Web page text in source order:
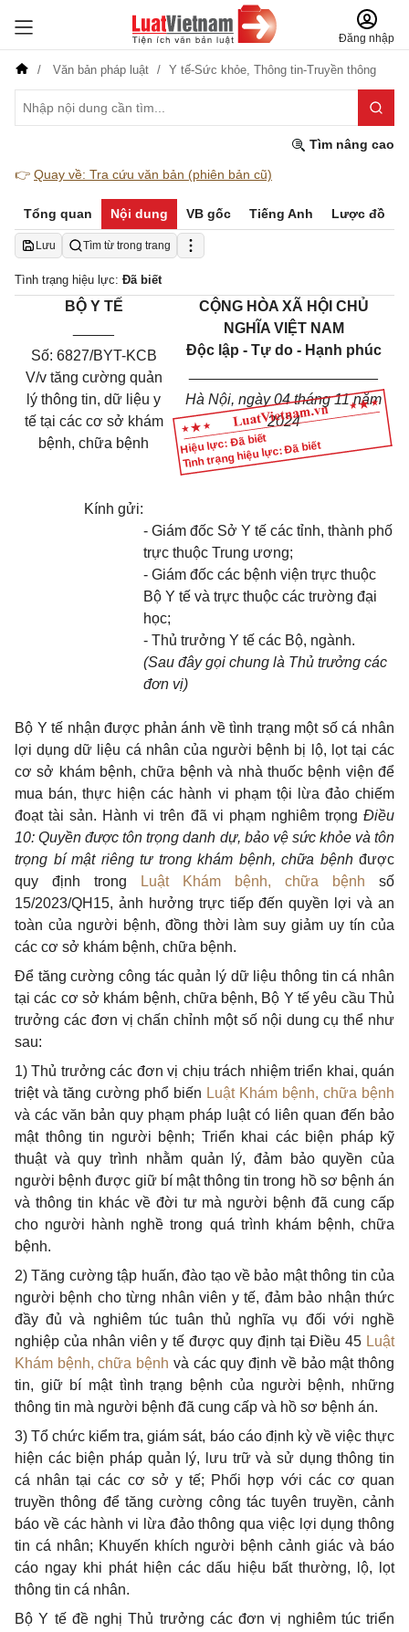
Đăng nhập
Văn bản pháp luật Y tế-Sức khỏe, Thông tin-Truyền thông
Tìm nâng cao
👉 Quay về: Tra cứu văn bản (phiên bản cũ)
Tổng quan Nội dung VB gốc Tiếng Anh Lược đồ
Lưu Tìm từ trong trang
Tình trạng hiệu lực: Đã biết
Hiệu lực: Đã biết
Tình trạng hiệu lực: Đã biết
BỘ Y TẾ
Số: 6827/BYT-KCB
V/v tăng cường quản
lý thông tin, dữ liệu y
tế tại các cơ sở khám
bệnh, chữa bệnh
CỘNG HÒA XÃ HỘI CHỦ
NGHĨA VIỆT NAM
Độc lập - Tự do - Hạnh phúc
Hà Nội, ngày 04 tháng 11 năm
2024
Kính gửi:
- Giám đốc Sở Y tế các tỉnh, thành phố
trực thuộc Trung ương;
- Giám đốc các bệnh viện trực thuộc
Bộ Y tế và trực thuộc các trường đại
học;
- Thủ trưởng Y tế các Bộ, ngành.
(Sau đây gọi chung là Thủ trưởng các
đơn vị)
Bộ Y tế nhận được phản ánh về tình trạng một số cá nhân
lợi dụng dữ liệu cá nhân của người bệnh bị lộ, lọt tại các
cơ sở khám bệnh, chữa bệnh và nhà thuốc bệnh viện để
mua bán, thực hiện các hành vi phạm tội lừa đảo chiếm
đoạt tài sản. Hành vi trên đã vi phạm nghiêm trọng Điều
10: Quyền được tôn trọng danh dự, bảo vệ sức khỏe và tôn
trọng bí mật riêng tư trong khám bệnh, chữa bệnhđược
quy định trong
Luật Khám bệnh, chữa bệnh số
15/2023/QH15, ảnh hưởng trực tiếp đến quyền lợi và an
toàn của người bệnh, đồng thời làm suy giảm uy tín của
các cơ sở khám bệnh, chữa bệnh.
Để tăng cường công tác quản lý dữ liệu thông tin cá nhân
tại các cơ sở khám bệnh, chữa bệnh, Bộ Y tế yêu cầu Thủ
trưởng các đơn vị chấn chỉnh một số nội dung cụ thể như
sau:
1) Thủ trưởng các đơn vị chịu trách nhiệm triển khai, quán
triệt và tăng cường phổ biến Luật Khám bệnh, chữa bệnh
và các văn bản quy phạm pháp luật có liên quan đến bảo
mật thông tin người bệnh; Triển khai các biện pháp kỹ
thuật và quy trình nhằm quản lý, đảm bảo quyền của
người bệnh được giữ bí mật thông tin trong hồ sơ bệnh án
và thông tin khác về đời tư mà người bệnh đã cung cấp
cho người hành nghề trong quá trình khám bệnh, chữa
bệnh.
2) Tăng cường tập huấn, đào tạo về bảo mật thông tin của
người bệnh cho từng nhân viên y tế, đảm bảo nhận thức
đầy đủ và nghiêm túc tuân thủ nghĩa vụ đối với nghề
nghiệp của nhân viên y tế được quy định tại Điều 45 Luật
Khám bệnh, chữa bệnh và các quy định về bảo mật thông
tin, giữ bí mật tình trạng bệnh của người bệnh, những
thông tin mà người bệnh đã cung cấp và hồ sơ bệnh án.
3) Tổ chức kiểm tra, giám sát, báo cáo định kỳ về việc thực
hiện các biện pháp quản lý, lưu trữ và sử dụng thông tin
cá nhân tại các cơ sở y tế; Phối hợp với các cơ quan
truyền thông để tăng cường công tác tuyên truyền, cảnh
báo về các hành vi lừa đảo thông qua việc lợi dụng thông
tin cá nhân; Khuyến khích người bệnh cảnh giác và báo
cáo ngay khi phát hiện các dấu hiệu bất thường, lộ, lọt
thông tin cá nhân.
Bộ Y tế đề nghị Thủ trưởng các đơn vị nghiêm túc triển